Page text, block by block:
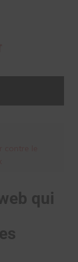
qui